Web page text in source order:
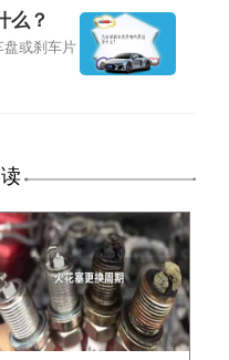
么？
盘或刹车片